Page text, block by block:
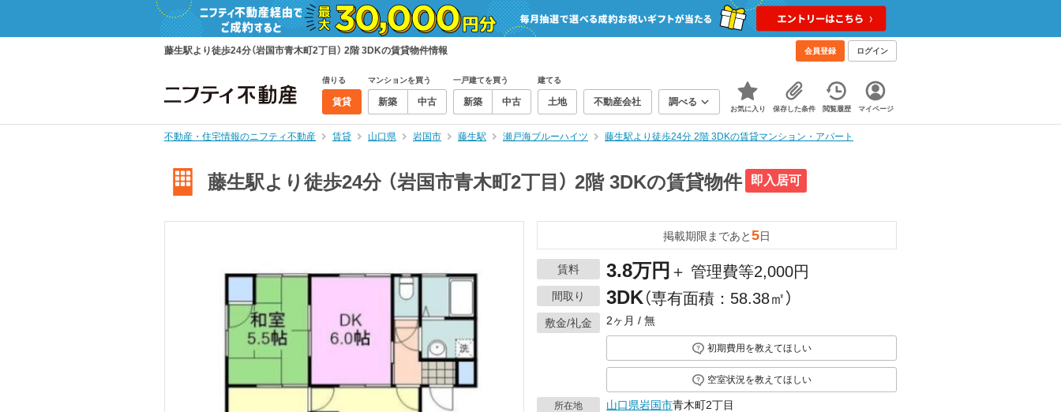
藤生駅より徒歩24分（岩国市青木町2丁目） 2階 3DKの賃貸物件情報 会員登録 ログイン
借りる
賃貸
マンションを買う
新築 中古
一戸建てを買う
新築 中古
建てる
土地 不動産会社 調べる
お気に入り 保存した条件 閲覧履歴 マイページ
不動産・住宅情報のニフティ不動産 賃貸 山口県 岩国市 藤生駅 瀬戸海ブルーハイツ 藤生駅より徒歩24分 2階 3DKの賃貸マンション・アパート
藤生駅より徒歩24分 （岩国市青木町2丁目） 2階 3DKの賃貸物件 即入居可
掲載期限まであと5日
賃料 3.8万円 ＋ 管理費等2,000円
間取り 3DK（専有面積：58.38㎡）
敷金/礼金 2ヶ月 / 無
初期費用を教えてほしい
空室状況を教えてほしい
所在地 山口県岩国市青木町2丁目